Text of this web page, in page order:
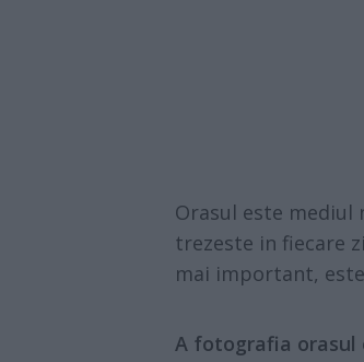
Orasul este mediul
trezeste in fiecare
mai important,
A fotografia orasul